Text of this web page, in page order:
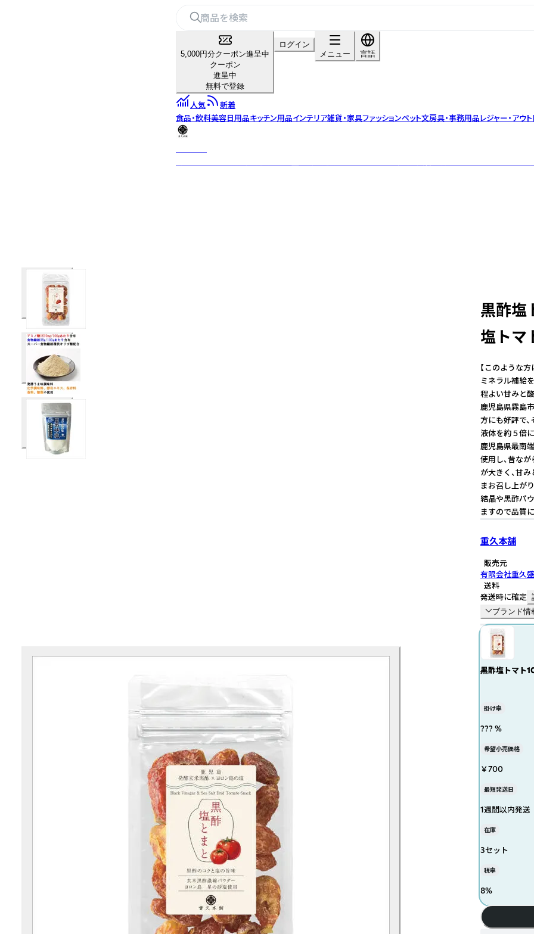
5,000円分クーポン進呈中
クーポン
進呈中
無料で登録
ログイン
メニュー
言語
人気
新着
食品・飲料美容日用品キッチン用品インテリア雑貨・家具ファッションペット文房具・事務用品レジャー・アウ
黒酢塩
塩トマ
【このような
ミネラル補給
程よい甘みと
鹿児島県霧島
方にも好評で
液体を約５倍
鹿児島県最南
使用し、昔な
が大きく、甘
まお召し上が
結晶や黒酢パ
ますので品質
重久本舗
販売元
有限会社重久
送料
発送時に確定
ブランド情
黒酢塩トマト
掛け率
??? %
希望小売価格
￥700
最短発送日
1週間以内発送
在庫
3セット
税率
8%